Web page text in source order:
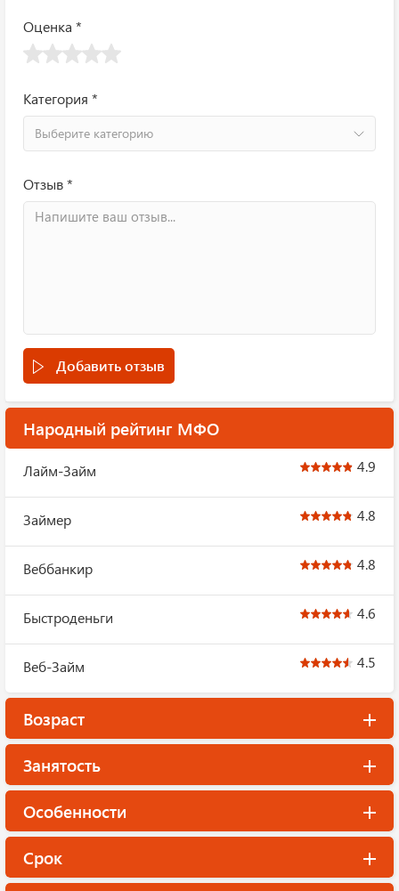
Оценка *
Категория *
Выберите категорию
Отзыв *
Добавить отзыв
Народный рейтинг МФО
Лайм-Займ 4.9
Займер 4.8
Веббанкир 4.8
Быстроденьги 4.6
Веб-Займ 4.5
Возраст
Занятость
Особенности
Срок